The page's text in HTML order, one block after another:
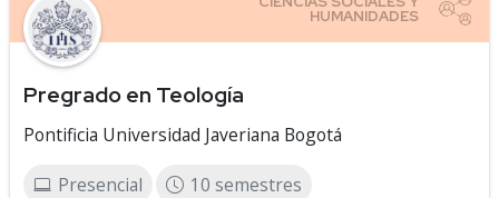
Pregrado en Teología
Pontificia Universidad Javeriana Bogotá
Presencial 10 semestres